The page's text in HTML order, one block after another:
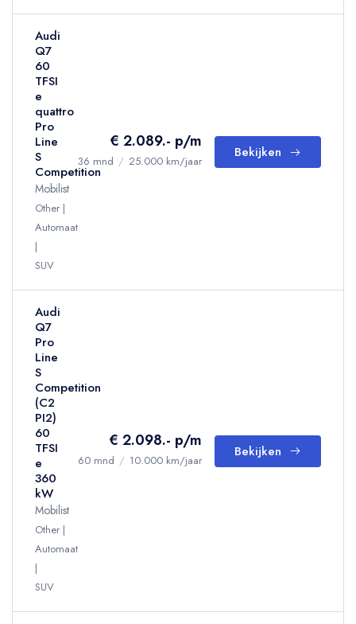
Audi
Q7
60
TFSI
e
quattro
Pro
Line
S
Competition
Mobilist
Other
Automaat
SUV
€ 2.089.- p/m
36 mnd / 25.000 km/jaar
Bekijken
Audi
Q7
Pro
Line
S
Competition
(C2
PI2)
60
TFSI
e
360
kW
Mobilist
Other
Automaat
SUV
€ 2.098.- p/m
60 mnd / 10.000 km/jaar
Bekijken